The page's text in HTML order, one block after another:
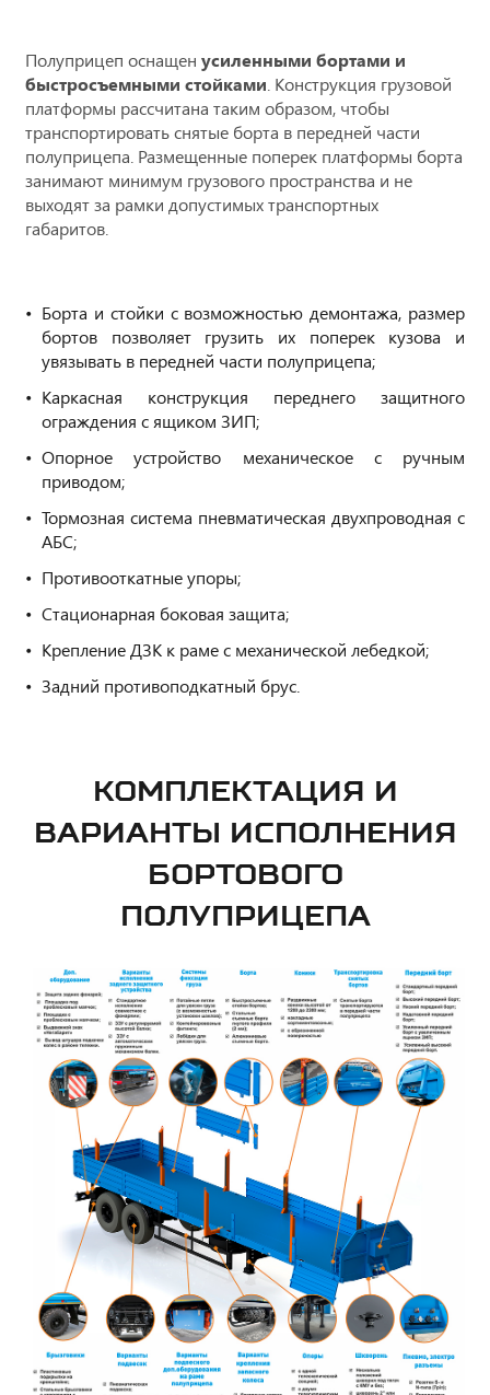
Полуприцеп оснащен усиленными бортами и
быстросъемными стойками . Конструкция грузовой
платформы рассчитана таким образом, чтобы
транспортировать снятые борта в передней части
полуприцепа. Размещенные поперек платформы борта
занимают минимум грузового пространства и не
выходят за рамки допустимых транспортных
габаритов.
Борта и стойки с возможностью демонтажа, размер
бортов позволяет грузить их поперек кузова и
увязывать в передней части полуприцепа;
Каркасная конструкция переднего защитного
ограждения с ящиком ЗИП;
Опорное устройство механическое с ручным
приводом;
Тормозная система пневматическая двухпроводная с
АБС;
Противооткатные упоры;
Стационарная боковая защита;
Крепление ДЗК к раме с механической лебедкой;
Задний противоподкатный брус.
КОМПЛЕКТАЦИЯ И
ВАРИАНТЫ ИСПОЛНЕНИЯ
БОРТОВОГО
ПОЛУПРИЦЕПА